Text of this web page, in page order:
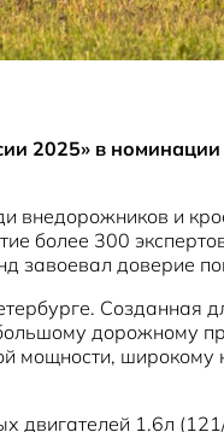
2025» в
и
более 300
завоевал доверие
Созданная
дорожному
широкому
1.6л